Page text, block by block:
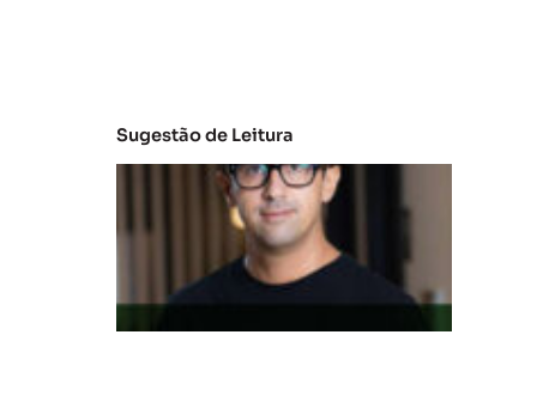
Sugestão de Leitura